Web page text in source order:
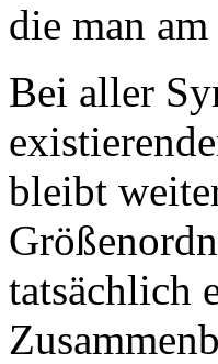
die man
Bei aller
bleibt
tatsächlich